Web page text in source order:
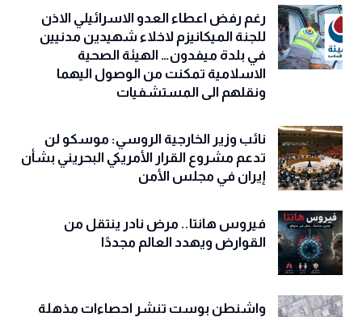
رغم رفض اعطاء العدو الاسرائيلي الاذن
للجنة الميكانيزم لاخلاء شهيدين مدنيين
في بلدة ميفدون… الهيئة الصحية
الاسلامية تمكنت من الوصول اليهما
ونقلهم الى المستشفيات
نائب وزير الخارجية الروسي: موسكو لن
تدعم مشروع القرار الأمريكي البحريني بشأن
إيران في مجلس الأمن
فيروس هانتا.. مرض نادر ينتقل من
القوارض ويهدد العالم مجددًا
واشنطن بوست تنشر احصاءات مذهلة